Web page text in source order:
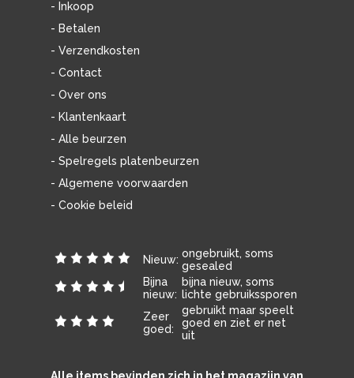
- Inkoop
- Betalen
- Verzendkosten
- Contact
- Over ons
- Klantenkaart
- Alle beurzen
- Spelregels platenbeurzen
- Algemene voorwaarden
- Cookie beleid
Nieuw: ongebruikt, soms
gesealed
Bijna
nieuw:
bijna nieuw, soms
lichte gebruikssporen
Zeer
goed:
gebruikt maar speelt
goed en ziet er net
uit